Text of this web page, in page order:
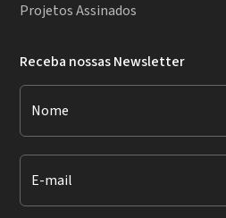
Projetos Assinados
Receba nossas Newsletter
Nome
E-mail